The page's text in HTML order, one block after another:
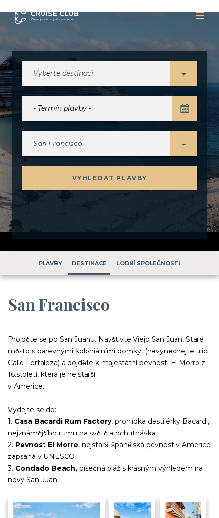
Vyberte destinaci
San Francisco
VYHLEDAT PLAVBY
PLAVBY DESTINACE LODNÍ SPOLEČNOSTI
San Francisco
Projděte se po San Juanu. Navštivte Viejo San Juan, Staré
město s barevnými koloniálními domky, (nevynechejte ulici
Calle Fortaleza) a dojděte k majestátní pevnosti El Morro z
16.století, která je nejstarší
v Americe.
Vydejte se do:
1. Casa Bacardi Rum Factory, prohlídka destilérky Bacardi,
nejznámějšího rumu na světě a ochutnávka
2. Pevnost El Morro, nejstarší španělská pevnost v Americe
zapsaná v UNESCO
3. Condado Beach, písečná pláž s krásným výhledem na
nový San Juan.